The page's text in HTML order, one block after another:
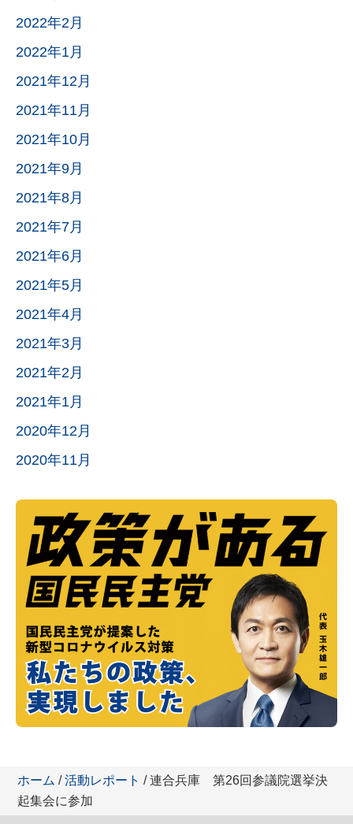
2022年2月
2022年1月
2021年12月
2021年11月
2021年10月
2021年9月
2021年8月
2021年7月
2021年6月
2021年5月
2021年4月
2021年3月
2021年2月
2021年1月
2020年12月
2020年11月
ホーム /活動レポート / 連合兵庫 第26回参議院選挙決
起集会に参加